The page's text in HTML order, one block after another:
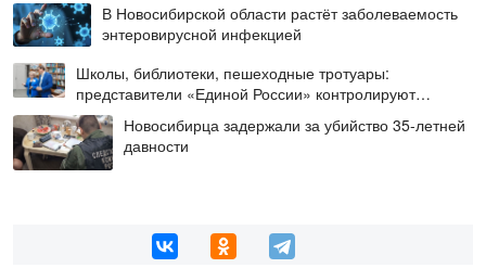
В Новосибирской области растёт заболеваемость
энтеровирусной инфекцией
Школы, библиотеки, пешеходные тротуары:
представители «Единой России» контролируют
работы на социальных объектах
Новосибирца задержали за убийство 35-летней
давности